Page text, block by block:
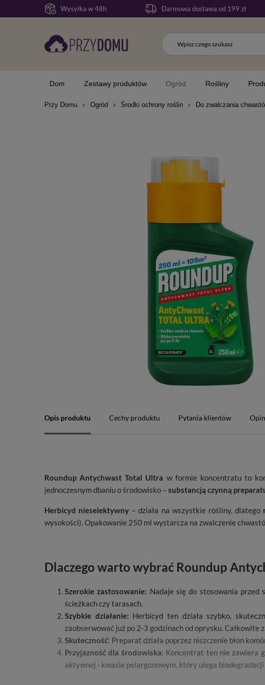
Wysyłka w 48h Darmowa dostawa od 199 zł
Dom Zestawy produktów Ogród Rośliny
Przy Domu Ogród Środki ochrony roślin Do zwalczania
Opis produktu Cechy produktu Pytania klientów
Roundup Antychwast Total Ultra w formie koncentratu to
jednoczesnym dbaniu o środowisko – substancją czynną
Herbicyd nieselektywny – działa na wszystkie rośliny, dlatego
wysokości). Opakowanie 250 ml wystarcza na zwalczenie
Dlaczego warto wybrać Roundup
Szerokie zastosowanie: Nadaje się do stosowania przed
ścieżkach czy tarasach.
Szybkie działanie: Herbicyd ten działa szybko,
zaobserwować już po 2-3 godzinach od oprysku.
Skuteczność: Preparat działa poprzez niszczenie błon
Przyjazność dla środowiska: Koncentrat ten nie zawiera
aktywnej - kwasie pelargonowym, który ulega biodegradacji